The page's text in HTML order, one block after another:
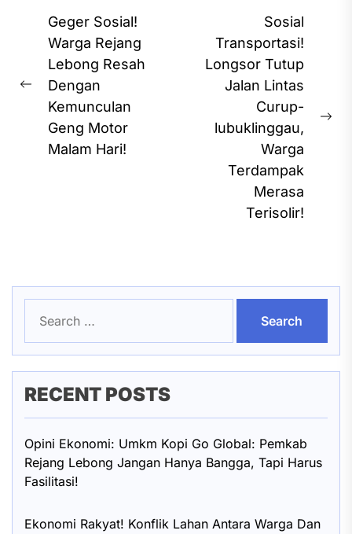
Post
navigation
Previous
post:
Geger Sosial!
Warga Rejang
Lebong Resah
Dengan
Kemunculan
Geng Motor
Malam Hari!
Sosial
Transportasi!
Longsor Tutup
Jalan Lintas
Curup-
lubuklinggau,
Warga
Terdampak
Merasa
Terisolir!
for:
RECENT POSTS
Opini Ekonomi: Umkm Kopi Go Global: Pemkab
Rejang Lebong Jangan Hanya Bangga, Tapi Harus
Fasilitasi!
Ekonomi Rakyat! Konflik Lahan Antara Warga Dan